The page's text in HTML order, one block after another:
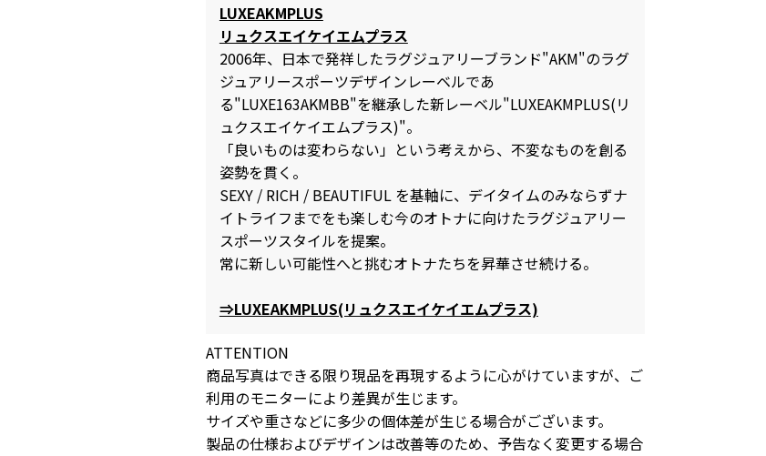
LUXEAKMPLUS
リュクスエイケイエムプラス
2006年、日本で発祥したラグジュアリーブランド"AKM"のラグ
ジュアリースポーツデザインレーベルであ
る"LUXE163AKMBB"を継承した新レーベル"LUXEAKMPLUS(リ
ュクスエイケイエムプラス)"。
「良いものは変わらない」という考えから、不変なものを創る
姿勢を貫く。
SEXY / RICH / BEAUTIFUL を基軸に、デイタイムのみならずナ
イトライフまでをも楽しむ今のオトナに向けたラグジュアリー
スポーツスタイルを提案。
常に新しい可能性へと挑むオトナたちを昇華させ続ける。
⇒LUXEAKMPLUS(リュクスエイケイエムプラス)
ATTENTION
商品写真はできる限り現品を再現するように心がけていますが、ご
利用のモニターにより差異が生じます。
サイズや重さなどに多少の個体差が生じる場合がございます。
製品の仕様およびデザインは改善等のため、予告なく変更する場合